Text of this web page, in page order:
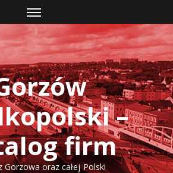
–
firm
Gorzowa oraz całej Polski